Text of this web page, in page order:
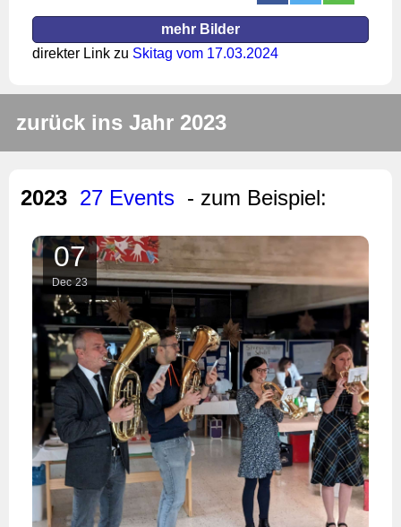
mehr Bilder
direkter Link zu Skitag vom 17.03.2024
zurück ins Jahr 2023
2023 27 Events - zum Beispiel:
07
Dec 23